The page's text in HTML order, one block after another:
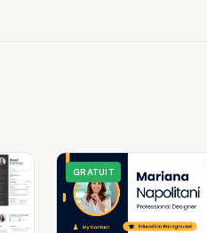
GRATUIT